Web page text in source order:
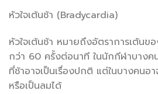
หัวใจเต้นช้า (Bradycardia)
หัวใจเต้นช้า หมายถึงอัตราการเต้นข
กว่า 60 ครั้งต่อนาที ในนักกีฬาบางค
ที่ช้าอาจเป็นเรื่องปกติ แต่ในบางคนอ
หรือเป็นลมได้